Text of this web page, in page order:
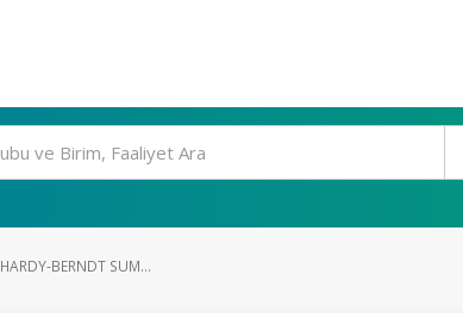
BERNDT SUM...